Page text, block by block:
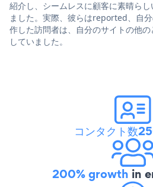
紹介し、シームレスに顧客に素晴ら
ました。実際、彼らはreported、自
作した訪問者は、自分のサイトの他
していました。
コンタクト数
200% growth in